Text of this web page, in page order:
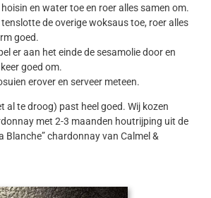
en water toe en roer alles samen om.
de overige woksaus toe, roer alles
goed.
er aan het einde de sesamolie door en
goed om.
erover en serveer meteen.
al te droog) past heel goed. Wij kozen
met 2-3 maanden houtrijping uit de
Blanche” chardonnay van Calmel &